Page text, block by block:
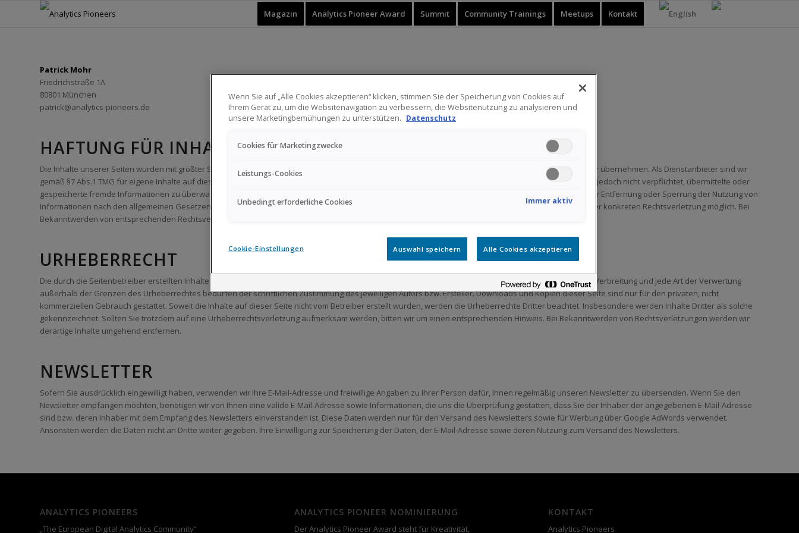
Magazin Analytics Pioneer Award Summit Community Trainings Meetups Kontakt
Patrick Mohr
Friedrichstraße 1A
80801 München
patrick@analytics-pioneers.de
HAFTUNG FÜR INHALTE
Die Inhalte unserer Seiten wurden mit größter Sorgfalt erstellt. Für die Richtigkeit, Vollständigkeit und Aktualität der Inhalte können wir jedoch keine Gewähr übernehmen. Als Dienstanbieter sind wir
gemäß §7 Abs.1 TMG für eigene Inhalte auf diesen Seiten nach den allgemeinen Gesetzen verantwortlich. Nach §§8 bis 10 TMG sind wir als Dienstanbieter jedoch nicht verpflichtet, übermittelte oder
gespeicherte fremde Informationen zu überwachen oder nach Umständen zu forschen, die auf eine rechtswidrige Tätigkeit hinweisen. Verpflichtungen zur Entfernung oder Sperrung der Nutzung von
Informationen nach den allgemeinen Gesetzen bleiben hiervon unberührt. Eine diesbezügliche Haftung ist jedoch erst ab dem Zeitpunkt der Kenntnis einer konkreten Rechtsverletzung möglich. Bei
Bekanntwerden von entsprechenden Rechtsverletzungen werden wir diese Inhalte umgehend entfernen.
URHEBERRECHT
Die durch die Seitenbetreiber erstellten Inhalte und Werke auf diesen Seiten unterliegen dem deutschen Urheberrecht. Die Vervielfältigung, Bearbeitung, Verbreitung und jede Art der Verwertung
außerhalb der Grenzen des Urheberrechtes bedürfen der schriftlichen Zustimmung des jeweiligen Autors bzw. Ersteller. Downloads und Kopien dieser Seite sind nur für den privaten, nicht
kommerziellen Gebrauch gestattet. Soweit die Inhalte auf dieser Seite nicht vom Betreiber erstellt wurden, werden die Urheberrechte Dritter beachtet. Insbesondere werden Inhalte Dritter als solche
gekennzeichnet. Sollten Sie trotzdem auf eine Urheberrechtsverletzung aufmerksam werden, bitten wir um einen entsprechenden Hinweis. Bei Bekanntwerden von Rechtsverletzungen werden wir
derartige Inhalte umgehend entfernen.
NEWSLETTER
Sofern Sie ausdrücklich eingewilligt haben, verwenden wir Ihre E-Mail-Adresse und freiwillige Angaben zu Ihrer Person dafür, Ihnen regelmäßig unseren Newsletter zu übersenden. Wenn Sie den
Newsletter empfangen möchten, benötigen wir von Ihnen eine valide E-Mail-Adresse sowie Informationen, die uns die Überprüfung gestatten, dass Sie der Inhaber der angegebenen E-Mail-Adresse
sind bzw. deren Inhaber mit dem Empfang des Newsletters einverstanden ist. Diese Daten werden nur für den Versand des Newsletters sowie für Werbung über Google AdWords verwendet.
Ansonsten werden die Daten nicht an Dritte weiter gegeben. Ihre Einwilligung zur Speicherung der Daten, der E-Mail-Adresse sowie deren Nutzung zum Versand des Newsletters.
ANALYTICS PIONEERS
„The European Digital Analytics Community“
ANALYTICS PIONEER NOMINIERUNG
Der Analytics Pioneer Award steht für Kreativität,
KONTAKT
Analytics Pioneers
Wenn Sie auf „Alle Cookies akzeptieren“ klicken, stimmen Sie der Speicherung von Cookies auf
Ihrem Gerät zu, um die Websitenavigation zu verbessern, die Websitenutzung zu analysieren und
unsere Marketingbemühungen zu unterstützen. Datenschutz
Cookies für Marketingzwecke
Leistungs-Cookies
Unbedingt erforderliche Cookies Immer aktiv
Cookie-Einstellungen Auswahl speichern Alle Cookies akzeptieren